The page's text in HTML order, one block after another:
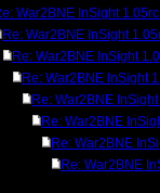
War2BNE InSight
Re: War2BNE InSight
Re: War2BNE InSight
Re: War2BNE InSight
Re: War2BNE
Re: War2BNE
Re: War2BNE
Re: War2BNE